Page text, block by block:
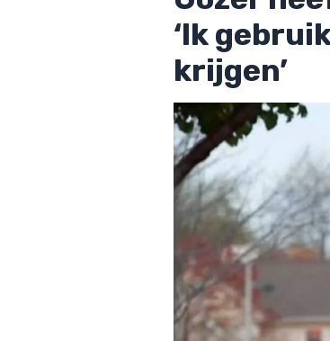
‘Ik
krijgen’